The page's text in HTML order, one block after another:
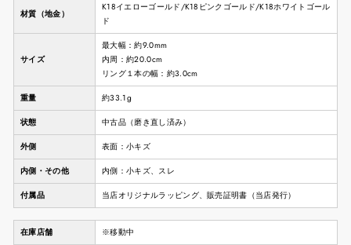
材質（地金）
K18イエローゴールド/K18ピンクゴールド/K18ホワイトゴール
ド
サイズ
最大幅：約9.0mm
内周：約20.0cm
リング１本の幅：約3.0cm
重量 約33.1g
状態 中古品（磨き直し済み）
外側 表面：小キズ
内側・その他 内側：小キズ、スレ
付属品 当店オリジナルラッピング、販売証明書（当店発行）
在庫店舗 ※移動中